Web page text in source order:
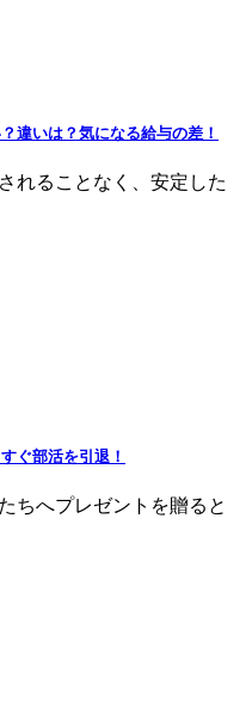
違いは？気になる給与の差！
れることなく、安定した
ぐ部活を引退！
ちへプレゼントを贈ると